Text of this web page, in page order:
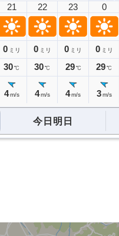
21
0 ミリ
30℃
4 m/s
22
0 ミリ
30℃
4 m/s
23
0 ミリ
29 ℃
4m/s
0
0 ミリ
29℃
3 m/s
今日明日